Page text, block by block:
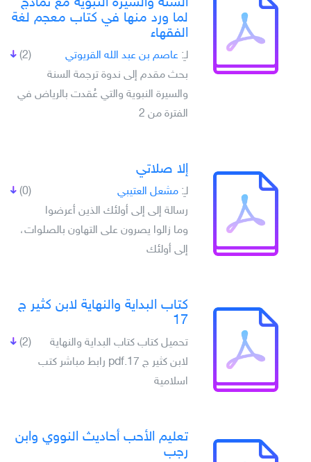
لما ورد منها في كتاب معجم لغة
الفقهاء
(2) لـِ: عاصم بن عبد الله القريوتي
بحث مقدم إلى ندوة ترجمة السنة
والسيرة النبوية والتي عُقدت بالرياض في
الفترة من 2
إلا صلاتي
(0) لـِ: مشعل العتيبي
رسالة إلى إلى أولئك الذين أعرضوا
وما زالوا يصرون على التهاون بالصلوات،
إلى أولئك
كتاب البداية والنهاية لابن كثير ج
17
(2)
تحميل كتاب كتاب البداية والنهاية
لابن كثير ج 17.pdf رابط مباشر كتب
اسلامية
تعليم الأحب أحاديث النووي وابن
رجب